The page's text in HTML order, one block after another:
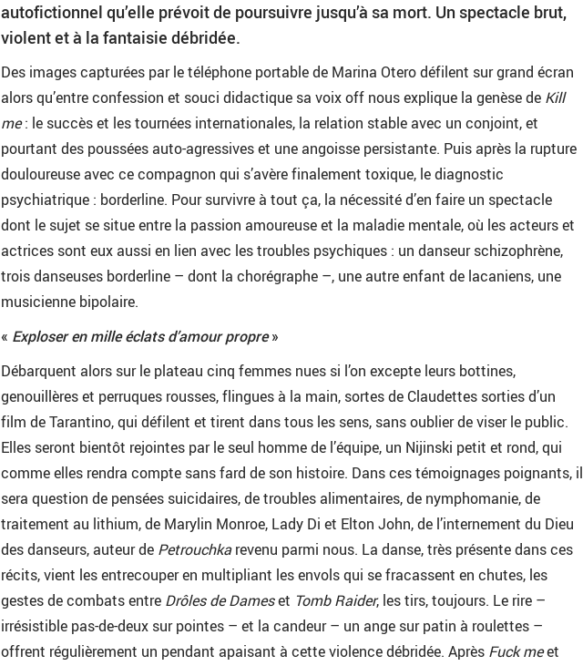
autofictionnel qu’elle prévoit de poursuivre jusqu’à sa mort. Un spectacle brut,
violent et à la fantaisie débridée.
Des images capturées par le téléphone portable de Marina Otero défilent sur grand écran
alors qu’entre confession et souci didactique sa voix off nous explique la genèse de Kill
me: le succès et les tournées internationales, la relation stable avec un conjoint, et
pourtant des poussées auto-agressives et une angoisse persistante. Puis après la rupture
douloureuse avec ce compagnon qui s’avère finalement toxique, le diagnostic
psychiatrique : borderline. Pour survivre à tout ça, la nécessité d’en faire un spectacle
dont le sujet se situe entre la passion amoureuse et la maladie mentale, où les acteurs et
actrices sont eux aussi en lien avec les troubles psychiques : un danseur schizophrène,
trois danseuses borderline – dont la chorégraphe –, une autre enfant de lacaniens, une
musicienne bipolaire.
« Exploser en mille éclats d’amour propre»
Débarquent alors sur le plateau cinq femmes nues si l’on excepte leurs bottines,
genouillères et perruques rousses, flingues à la main, sortes de Claudettes sorties d’un
film de Tarantino, qui défilent et tirent dans tous les sens, sans oublier de viser le public.
Elles seront bientôt rejointes par le seul homme de l’équipe, un Nijinski petit et rond, qui
comme elles rendra compte sans fard de son histoire. Dans ces témoignages poignants, il
sera question de pensées suicidaires, de troubles alimentaires, de nymphomanie, de
traitement au lithium, de Marylin Monroe, Lady Di et Elton John, de l’internement du Dieu
des danseurs, auteur de Petrouchkarevenu parmi nous. La danse, très présente dans ces
récits, vient les entrecouper en multipliant les envols qui se fracassent en chutes, les
gestes de combats entre Drôles de Dameset Tomb Raider, les tirs, toujours. Le rire –
irrésistible pas-de-deux sur pointes – et la candeur – un ange sur patin à roulettes –
offrent régulièrement un pendant apaisant à cette violence débridée. Après Fuck meet